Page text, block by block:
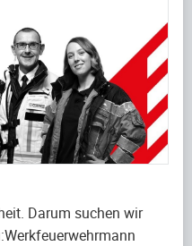
Darum suchen wir